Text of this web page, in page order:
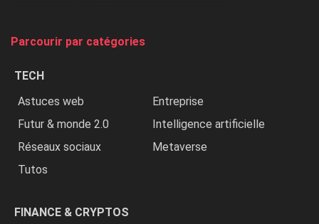
Parcourir par catégories
TECH
Astuces web
Entreprise
Futur & monde 2.0
Intelligence artificielle
Réseaux sociaux
Metaverse
Tutos
FINANCE & CRYPTOS